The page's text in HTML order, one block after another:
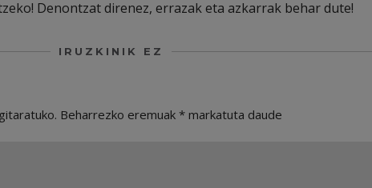
Denontzat direnez, errazak eta azkarrak behar dute!
IRUZKINIK EZ
Beharrezko eremuak * markatuta daude